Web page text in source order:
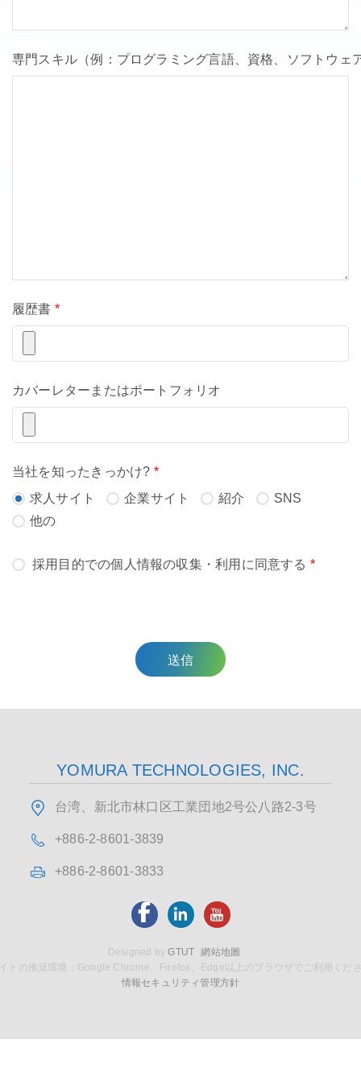
専門スキル（例：プログラミング言語、資格、ソフトウェ
履歴書 *
カバーレターまたはポートフォリオ
当社を知ったきっかけ? *
求人サイト
企業サイト 紹介
SNS
他の
採用目的での個人情報の収集・利用に同意する *
送信
YOMURA TECHNOLOGIES, INC.
台湾、新北市林口区工業団地2号公八路2-3号
+886-2-8601-3839
+886-2-8601-3833
Designed byGTUT 網站地圖
トの推奨環境：Google Chrome、Firefox、Edge以上のブラウザでご利用くだ
情報セキュリティ管理方針